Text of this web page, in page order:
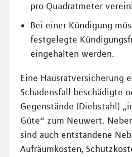
pro Quadratmeter
Bei einer Kündigung
festgelegte
eingehalten werden.
Eine Hausratversicherung
Schadensfall beschädigte
Gegenstände (Diebstahl)
Güte“ zum Neuwert.
sind auch entstandene
Aufräumkosten,